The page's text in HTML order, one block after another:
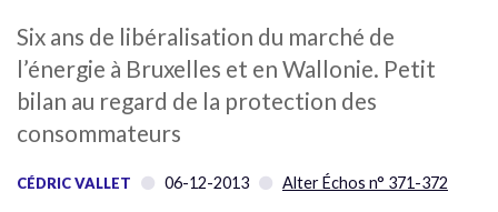
Six ans de libéralisation du marché de
l’énergie à Bruxelles et en Wallonie. Petit
bilan au regard de la protection des
consommateurs
CÉDRIC VALLET 06-12-2013 Alter Échos n° 371-372